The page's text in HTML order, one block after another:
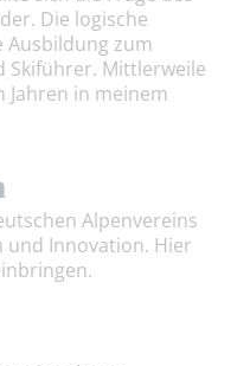
Die logische
Ausbildung zum
Skiführer. Mittlerweile
Jahren in meinem
Alpenvereins
und Innovation. Hier